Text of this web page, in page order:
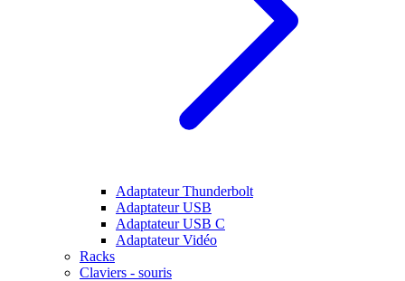
Adaptateur Thunderbolt
Adaptateur USB
Adaptateur USB C
Adaptateur Vidéo
Racks
Claviers - souris